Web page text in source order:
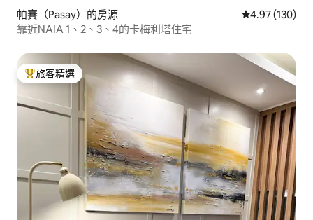
帕賽（Pasay）的房源 從 130 則評價
4.97 (130)
靠近NAIA 1、2、3、4的卡梅利塔住宅
旅客精選榜首
旅客精選